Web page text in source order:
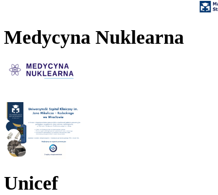
Medycyna Nuklearna
Unicef